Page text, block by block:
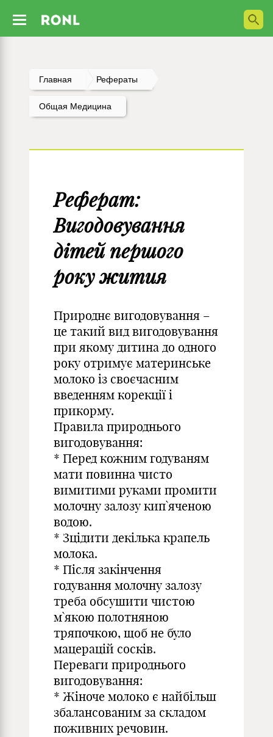
Главная Рефераты
Общая Медицина
Реферат:
Вигодовування
дiтей першого
року жития
Природнє вигодовування –
це такий вид вигодовування
при якому дитина до одного
року отримує материнське
молоко із своєчасним
введенням корекції і
прикорму.
Правила природнього
вигодовування:
* Перед кожним годуваням
мати повинна чисто
вимитими руками промити
молочну залозу кип`яченою
водою.
* Зцідити декілька крапель
молока.
* Після закінчення
годування молочну залозу
треба обсушити чистою
м`якою полотняною
тряпочкою, щоб не було
мацерацій сосків.
Переваги природнього
вигодовування:
* Жіноче молоко є найбільш
збалансованим за складом
поживних речовин.